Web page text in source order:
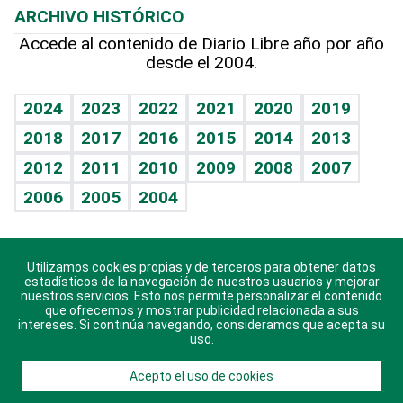
Hablando con el pediatra
Vida y familia
Eñe
Celebrando la vida
Sin complejos
En pocas palabras
Escuchando al corazón
Economía Personal
Línea de hit
TBT Deportivo
Más firmas
Hecho en casa
Guía del dinero
Cumpleaños
Horóscopos
Crucigramas
ARCHIVO HISTÓRICO
Accede al contenido de Diario Libre año por año
desde el 2004.
2024 2023 2022 2021 2020
2019
2018
2017 2016 2015 2014
2013
2012
2011 2010 2009 2008
2007
2006
2005 2004
Descarga nuestras aplicaciones para Android, iOS y
sistema Huawei.
© 2021 Diario Libre, todos los derechos reservados.
Utilizamos cookies propias y de terceros para obtener datos
estadísticos de la navegación de nuestros usuarios y mejorar
nuestros servicios. Esto nos permite personalizar el contenido
que ofrecemos y mostrar publicidad relacionada a sus
intereses. Si continúa navegando, consideramos que acepta su
uso.
Acepto el uso de cookies